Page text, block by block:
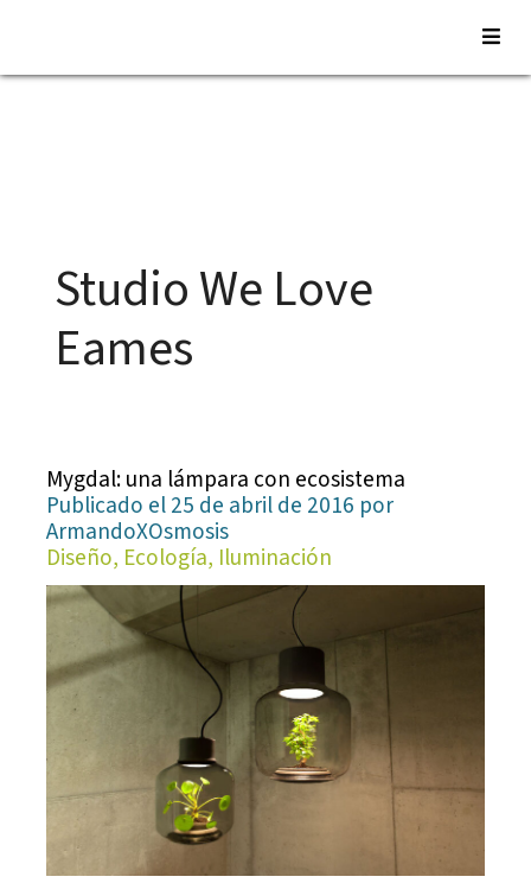
Saltar
Studio We Love
Eames
Mygdal: una lámpara con ecosistema
Publicado el 25 de abril de 2016 por
ArmandoXOsmosis
Diseño, Ecología, Iluminación